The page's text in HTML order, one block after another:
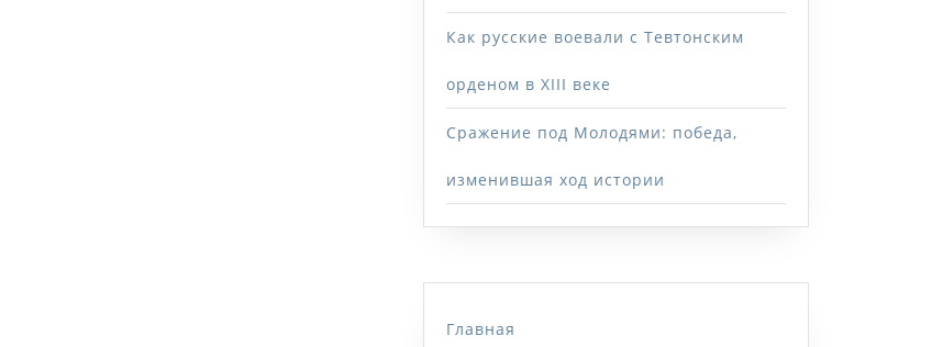
Как русские воевали с Тевтонским
орденом в XIII веке
Сражение под Молодями: победа,
изменившая ход истории
Главная